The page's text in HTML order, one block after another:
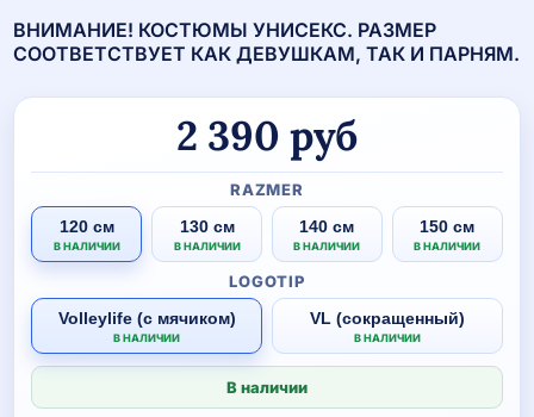
ВНИМАНИЕ! КОСТЮМЫ УНИСЕКС. РАЗМЕР
СООТВЕТСТВУЕТ КАК ДЕВУШКАМ, ТАК И ПАРНЯМ.
2 390 руб
RAZMER
120 см
В НАЛИЧИИ
130 см
В НАЛИЧИИ
140 см
В НАЛИЧИИ
150 см
В НАЛИЧИИ
LOGOTIP
Volleylife (с мячиком)
В НАЛИЧИИ
VL (сокращенный)
В НАЛИЧИИ
В наличии